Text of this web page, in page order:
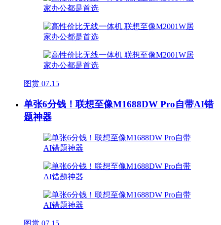
图赏 07.15
单张6分钱！联想至像M1688DW Pro自带AI错
题神器